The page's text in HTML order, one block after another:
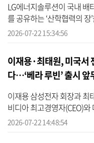
LG에너지솔루션이 국내 배
를 공유하는 ‘산학협력의
기술연구원에서 서울대,
2026-07-22 15:34:56
이재용·최태원, 미국서
다…‘베라 루빈’ 출시
급 확대하나
이재용 삼성전자 회장과 최
비디아 최고경영자(CEO)
이끌고 있는 세 사람은 이번
2026-07-22 14:48:54